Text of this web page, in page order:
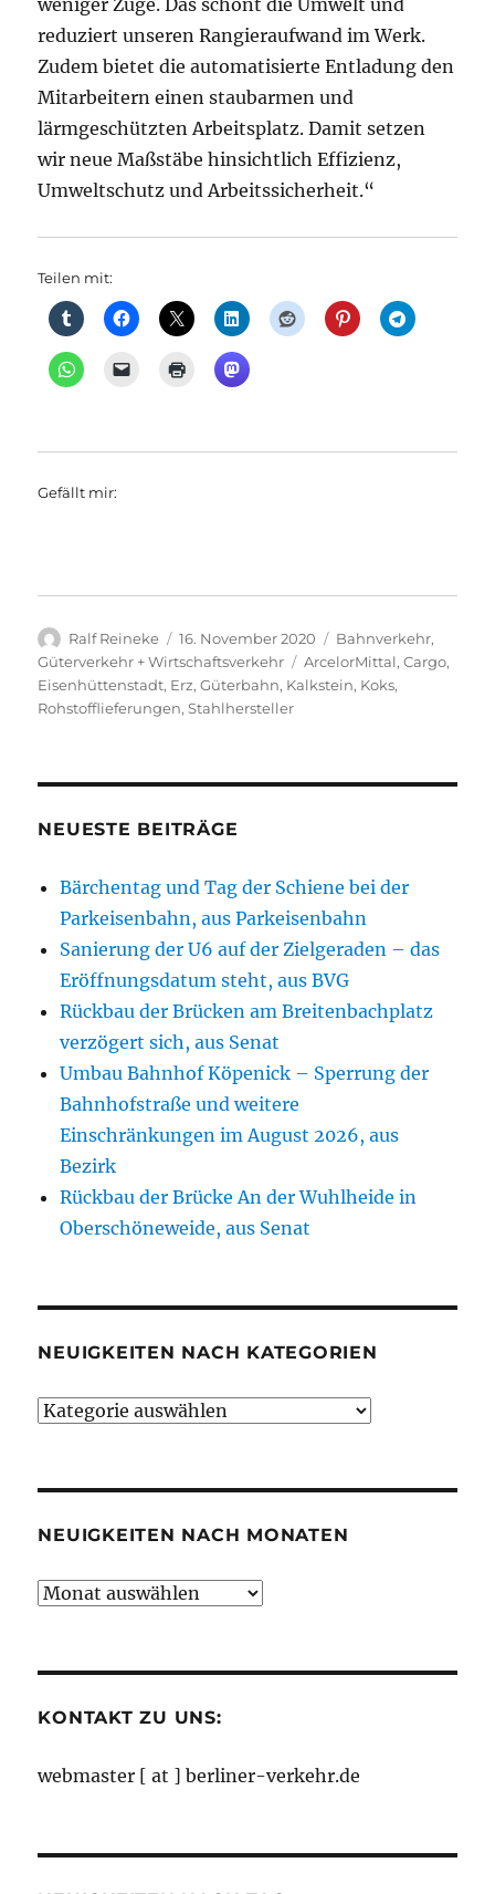
weniger Züge. Das schont die Umwelt und
reduziert unseren Rangieraufwand im Werk.
Zudem bietet die automatisierte Entladung den
Mitarbeitern einen staubarmen und
lärmgeschützten Arbeitsplatz. Damit setzen
wir neue Maßstäbe hinsichtlich Effizienz,
Umweltschutz und Arbeitssicherheit.“
Teilen mit:
Gefällt mir:
Autor
Ralf Reineke
Veröffentlicht
am
16. November 2020 Kategorien
Bahnverkehr,
Güterverkehr + Wirtschaftsverkehr
Schlagwörter
ArcelorMittal,Cargo,
Eisenhüttenstadt, Erz,Güterbahn, Kalkstein, Koks,
Rohstofflieferungen,Stahlhersteller
NEUESTE BEITRÄGE
Bärchentag und Tag der Schiene bei der
Parkeisenbahn, aus Parkeisenbahn
Sanierung der U6 auf der Zielgeraden – das
Eröffnungsdatum steht, aus BVG
Rückbau der Brücken am Breitenbachplatz
verzögert sich, aus Senat
Umbau Bahnhof Köpenick – Sperrung der
Bahnhofstraße und weitere
Einschränkungen im August 2026, aus
Bezirk
Rückbau der Brücke An der Wuhlheide in
Oberschöneweide, aus Senat
NEUIGKEITEN NACH KATEGORIEN
Neuigkeiten
NEUIGKEITEN NACH MONATEN
Neuigkeiten
KONTAKT ZU UNS:
webmaster [ at ] berliner-verkehr.de